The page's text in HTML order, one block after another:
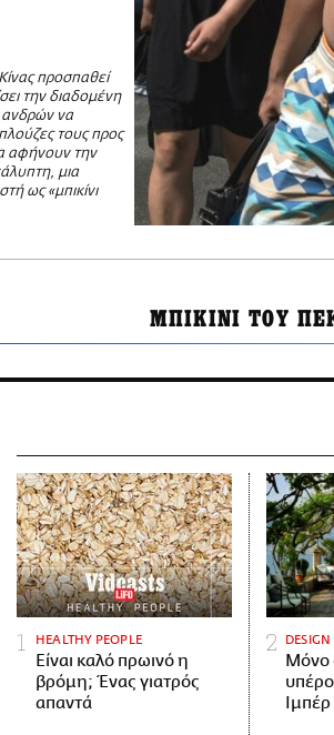
προσπαθεί
την διαδομένη
ανδρών να
τους προς
αφήνουν την
μια
ως «μπικίνι
ΜΠΙΚΙΝΙ ΤΟΥ
HEALTHY PEOPLE
Είναι καλό πρωινό η
βρόμη; Ένας γιατρός
απαντά
DESIGN
Μόνο